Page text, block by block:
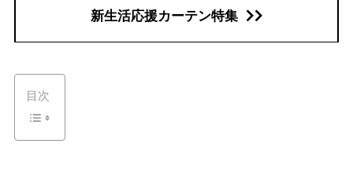
新生活応援カーテン特集
目次